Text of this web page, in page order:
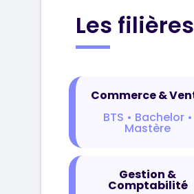
Les
Commerce &
BTS • Bachelor •
Mastère
Gestion &
Comptabilité